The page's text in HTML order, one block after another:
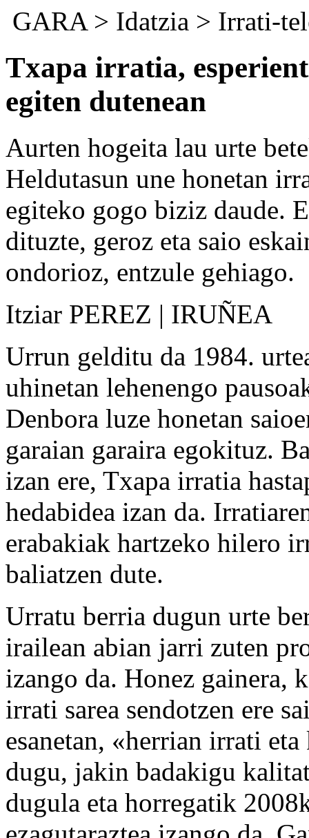
GARA> Idatzia > Irrati-
Txapa irratia,
egiten dutenean
Aurten hogeita lau urte
Heldutasun une honetan
egiteko gogo biziz daude.
dituzte, geroz eta saio
ondorioz, entzule gehiago.
Itziar PEREZ | IRUÑEA
Urrun gelditu da 1984.
uhinetan lehenengo
Denbora luze honetan
garaian garaira egokituz.
izan ere, Txapa irratia
hedabidea izan da.
erabakiak hartzeko hilero
baliatzen dute.
Urratu berria dugun urte
irailean abian jarri zuten
izango da. Honez gainera,
irrati sarea sendotzen ere
esanetan, «herrian irrati
dugu, jakin badakigu
dugula eta horregatik